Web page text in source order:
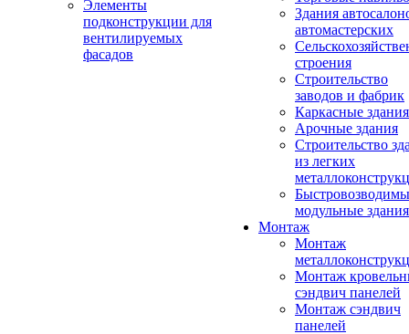
Элементы
подконструкции для
вентилируемых
фасадов
Здания
автомастерских
строения
Строительство
заводов и фабрик
Каркасные здания
Арочные здания
Строительство
из легких
модульные здания
Монтаж
Монтаж
Монтаж
сэндвич панелей
Монтаж сэндвич
панелей